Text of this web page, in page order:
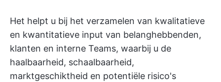
Het helpt u bij het verzamelen van kwalitatieve
en kwantitatieve input van belanghebbenden,
klanten en interne Teams, waarbij u de
haalbaarheid, schaalbaarheid,
marktgeschiktheid en potentiële risico's